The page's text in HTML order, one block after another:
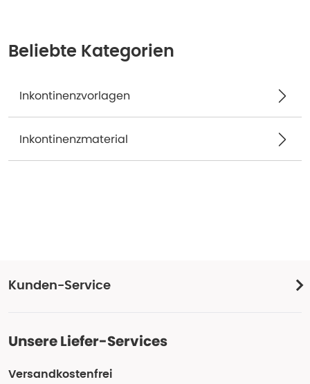
Beliebte Kategorien
Inkontinenzvorlagen
Inkontinenzmaterial
Kunden-Service
Unsere Liefer-Services
Versandkostenfrei